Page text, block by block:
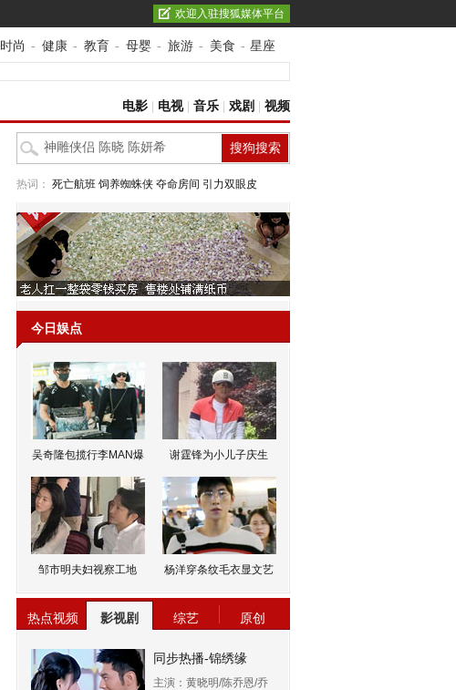
欢迎入驻搜狐媒体平台
时尚 - 健康 - 教育 - 母婴 - 旅游 - 美食 - 星座
电影 电视| 音乐 戏剧 视频
热词： 死亡航班 饲养蜘蛛侠 夺命房间 引力双眼皮
今日娱点
吴奇隆包揽行李MAN爆 谢霆锋为小儿子庆生
邹市明夫妇视察工地 杨洋穿条纹毛衣显文艺
热点视频 影视剧 综艺 原创
同步热播-锦绣缘
主演：黄晓明/陈乔恩/乔